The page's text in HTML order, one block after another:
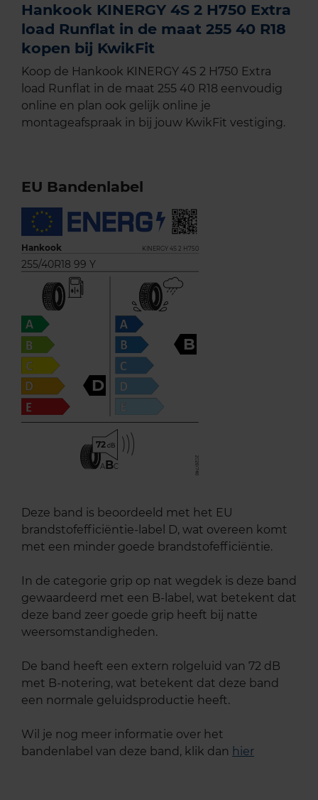
Hankook KINERGY 4S 2 H750 Extra
load Runflat in de maat 255 40 R18
kopen bij KwikFit
Koop de Hankook KINERGY 4S 2 H750 Extra
load Runflat in de maat 255 40 R18 eenvoudig
online en plan ook gelijk online je
montageafspraak in bij jouw KwikFit vestiging.
EU Bandenlabel
Hankook KINERGY 4S 2 H750
255/40R18 99 Y
D
B
72
ABC
Deze band is beoordeeld met het EU
brandstofefficiëntie-label D, wat overeen komt
met een minder goede brandstofefficiëntie.
In de categorie grip op nat wegdek is deze band
gewaardeerd met een B-label, wat betekent dat
deze band zeer goede grip heeft bij natte
weersomstandigheden.
De band heeft een extern rolgeluid van 72 dB
met B-notering, wat betekent dat deze band
een normale geluidsproductie heeft.
Wil je nog meer informatie over het
bandenlabel van deze band, klik dan hier